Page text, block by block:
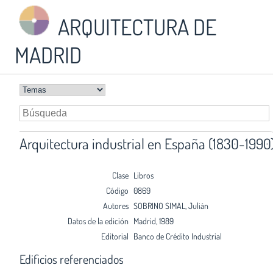
ARQUITECTURA DE
MADRID
Arquitectura industrial en España (1830-
Clase Libros
Código 0869
Autores SOBRINO SIMAL, Julián
Datos de la edición Madrid, 1989
Editorial Banco de Crédito Industrial
Edificios referenciados